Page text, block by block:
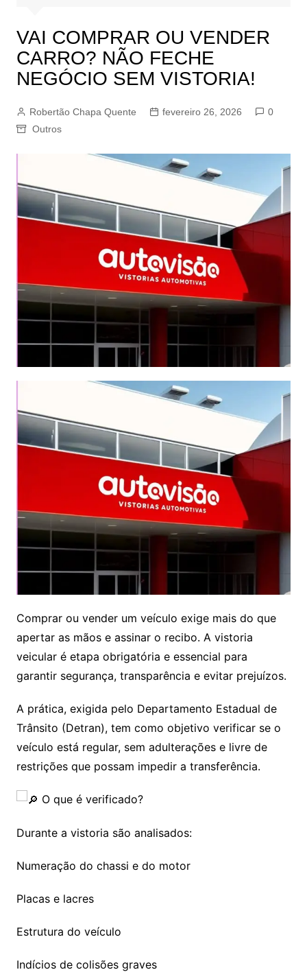
VAI COMPRAR OU VENDER
CARRO? NÃO FECHE
NEGÓCIO SEM VISTORIA!
Robertão Chapa Quente fevereiro 26, 2026
0
Outros
Comprar ou vender um veículo exige mais do que
apertar as mãos e assinar o recibo. A vistoria
veicular é etapa obrigatória e essencial para
garantir segurança, transparência e evitar prejuízos.
A prática, exigida pelo Departamento Estadual de
Trânsito (Detran), tem como objetivo verificar se o
veículo está regular, sem adulterações e livre de
restrições que possam impedir a transferência.
O que é verificado?
Durante a vistoria são analisados:
Numeração do chassi e do motor
Placas e lacres
Estrutura do veículo
Indícios de colisões graves